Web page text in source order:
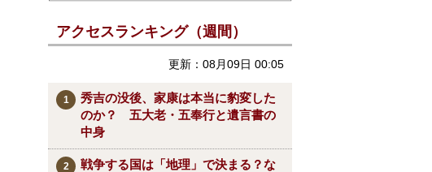
アクセスランキング（週間）
更新：08月09日 00:05
秀吉の没後、家康は本当に豹変した
のか？ 五大老・五奉行と遺言書の
中身
戦争する国は「地理」で決まる？な